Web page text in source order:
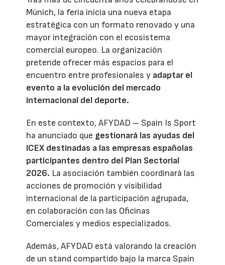
Múnich, la feria inicia una nueva etapa
estratégica con un formato renovado y una
mayor integración con el ecosistema
comercial europeo. La organización
pretende ofrecer más espacios para el
encuentro entre profesionales y adaptar el
evento a la evolución del mercado
internacional del deporte.
En este contexto, AFYDAD – Spain Is Sport
ha anunciado que gestionará las ayudas del
ICEX destinadas a las empresas españolas
participantes dentro del Plan Sectorial
2026. La asociación también coordinará las
acciones de promoción y visibilidad
internacional de la participación agrupada,
en colaboración con las Oficinas
Comerciales y medios especializados.
Además, AFYDAD está valorando la creación
de un stand compartido bajo la marca Spain